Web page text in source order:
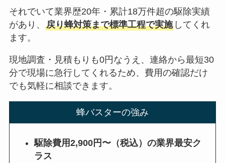
それでいて業界歴20年・累計18万件超の駆除実績
があり、 戻り蜂対策まで標準工程で実施してくれ
ます。
現地調査・見積もりも0円なうえ、連絡から最短30
分で現場に急行してくれるため、費用の確認だけ
でも気軽に相談できます。
蜂バスターの強み
駆除費用2,900円〜（税込）の業界最安ク
ラス